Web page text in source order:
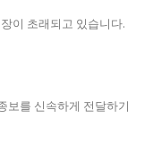
이 초래되고 있습니다.
보를 신속하게 전달하기